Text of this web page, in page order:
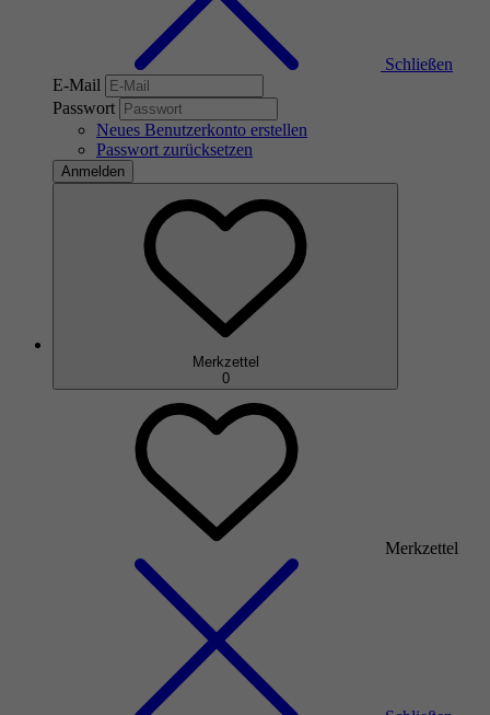
Schließen
E-Mail
Passwort
Neues Benutzerkonto erstellen
Passwort zurücksetzen
Anmelden
Merkzettel
0
Merkzettel